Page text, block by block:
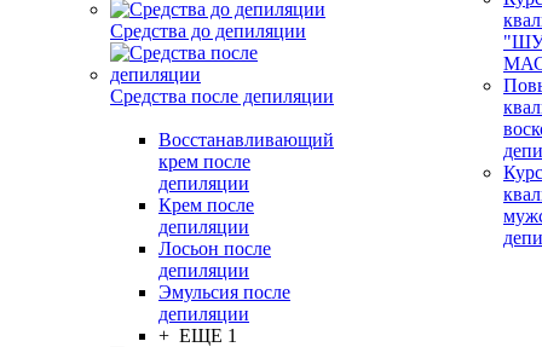
Средства до депиляции
Средства после депиляции
Восстанавливающий
крем после
депиляции
Крем после
депиляции
Лосьон после
депиляции
Эмульсия после
депиляции
+ ЕЩЕ 1